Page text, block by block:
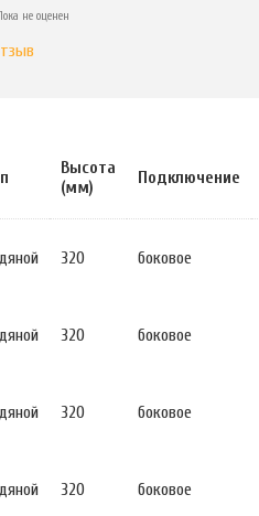
не оценен
Высота
(мм)
Подключение
320 боковое
320 боковое
320 боковое
320 боковое